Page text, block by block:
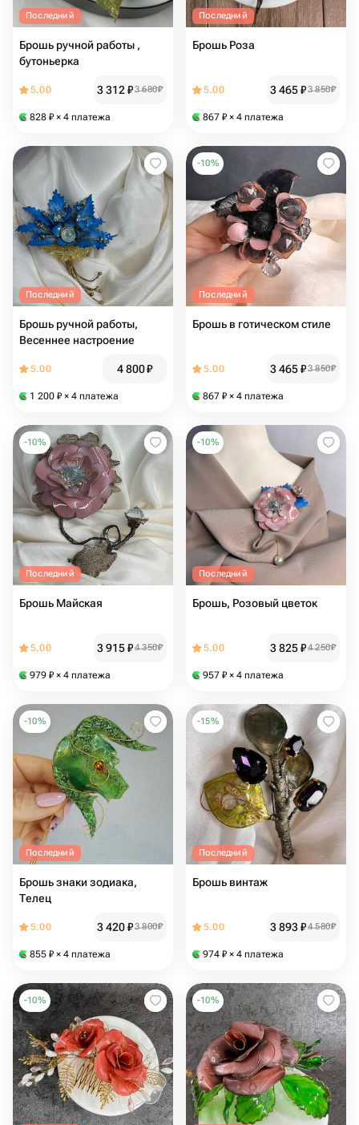
Последний
Брошь ручной работы ,
бутоньерка
5.00 3 312₽3 680₽
828 ₽ × 4 платежа
Последний
Брошь Роза
5.00 3 465₽3 850₽
867 ₽ × 4 платежа
Последний
Брошь ручной работы,
Весеннее настроение
5.00 4 800₽
1 200 ₽ × 4 платежа
-10%
Последний
Брошь в готическом стиле
5.00 3 465₽3 850₽
867 ₽ × 4 платежа
-10%
Последний
Брошь Майская
5.00 3 915₽4 350₽
979 ₽ × 4 платежа
-10%
Последний
Брошь, Розовый цветок
5.00 3 825₽4 250₽
957 ₽ × 4 платежа
-10%
Последний
Брошь знаки зодиака,
Телец
5.00 3 420₽3 800₽
855 ₽ × 4 платежа
-15%
Последний
Брошь винтаж
5.00 3 893₽4 580₽
974 ₽ × 4 платежа
-10% -10%